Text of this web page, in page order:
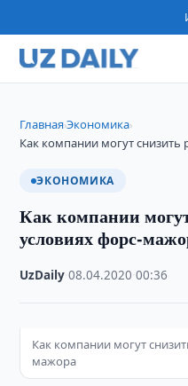
Главная›Экономика›
Как компании могут
ЭКОНОМИКА
Как компании
условиях форс-
UzDaily ·08.04.2020 ·00:36
Как компании могут
мажора